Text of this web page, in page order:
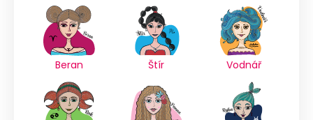
Beran Štír Vodnář